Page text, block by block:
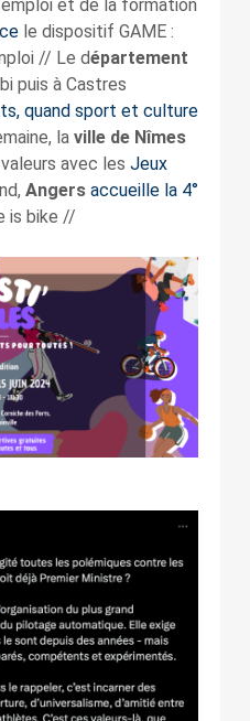
et de la formation
le dispositif GAME :
// Le département
puis à Castres
quand sport et culture
la ville de Nîmes
avec les Jeux
Angers accueille la 4°
is bike //